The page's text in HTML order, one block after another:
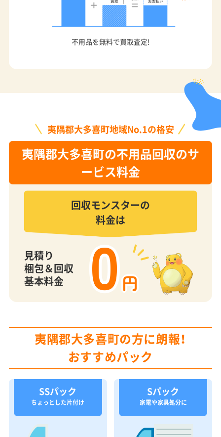
不用品を無料で買取査定!
夷隅郡大多喜町地域No.1の格安
夷隅郡大多喜町の不用品回収のサ
ービス料金
回収モンスターの
料金は
見積り
梱包＆回収
基本料金
0円
夷隅郡大多喜町の方に朗報！
おすすめパック
SSパック
ちょっとした片付け
Sパック
家電や家具処分に